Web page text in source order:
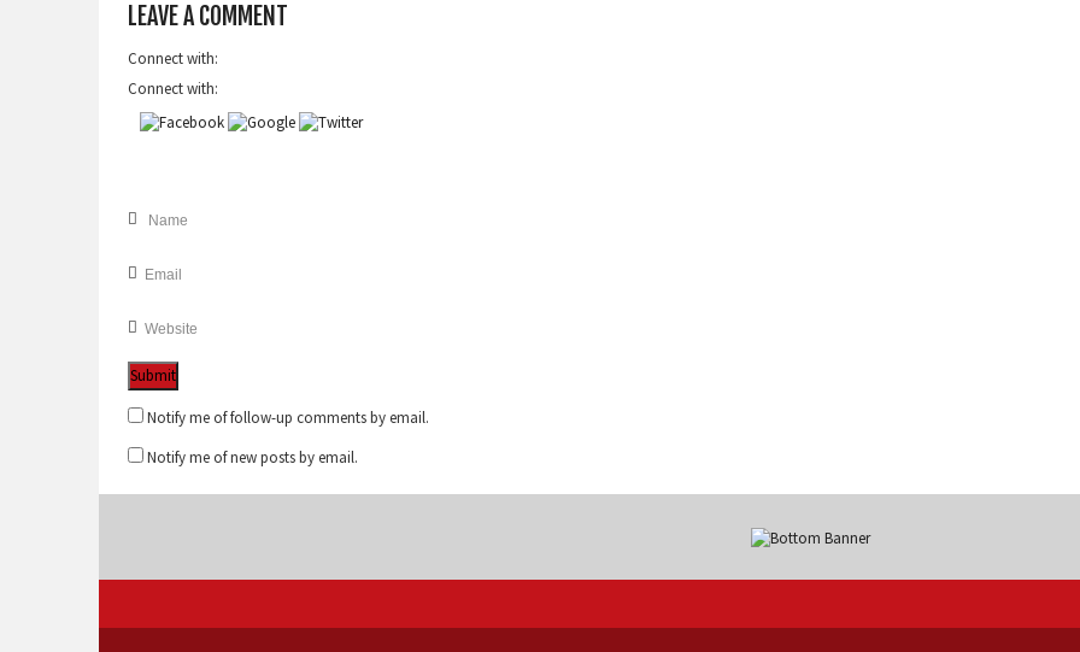
LEAVE A COMMENT
Connect with:
Connect with:
Notify me of follow-up comments by email.
Notify me of new posts by email.